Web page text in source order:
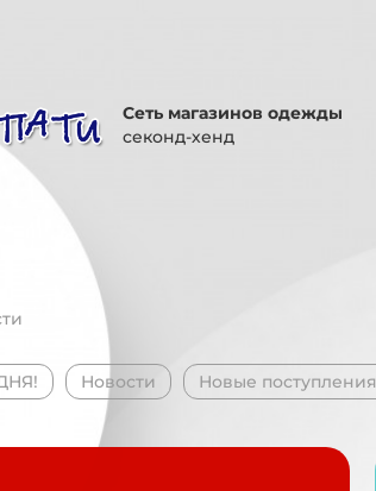
Сеть магазинов одежды
секонд-хенд
Новости Новые поступления